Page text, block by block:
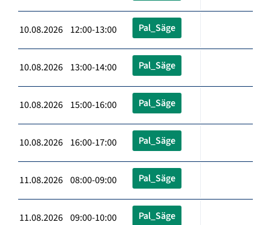
10.08.2026 12:00-13:00 Pal_Säge
10.08.2026 13:00-14:00 Pal_Säge
10.08.2026 15:00-16:00 Pal_Säge
10.08.2026 16:00-17:00 Pal_Säge
11.08.2026 08:00-09:00 Pal_Säge
11.08.2026 09:00-10:00 Pal_Säge